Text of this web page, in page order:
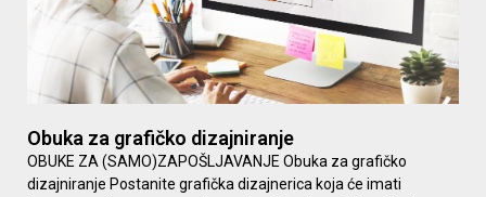
Obuka za grafičko dizajniranje
OBUKE ZA (SAMO)ZAPOŠLJAVANJE Obuka za grafičko
dizajniranje Postanite grafička dizajnerica koja će imati